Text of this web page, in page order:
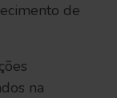
de
na